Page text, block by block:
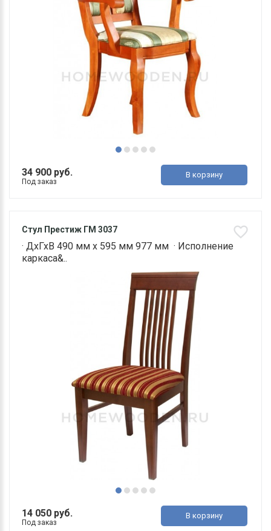
34 900 руб.
Под заказ
В корзину
Стул Престиж ГМ 3037
· ДхГхВ 490 мм х 595 мм 977 мм · Исполнение
каркаса&..
14 050 руб.
Под заказ
В корзину